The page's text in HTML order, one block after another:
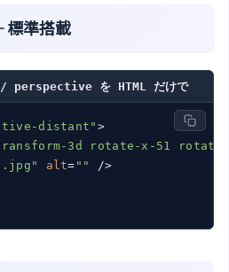
準搭載
を HTML だけで
distant" >
3d rotate-x-51
alt= ""
/>